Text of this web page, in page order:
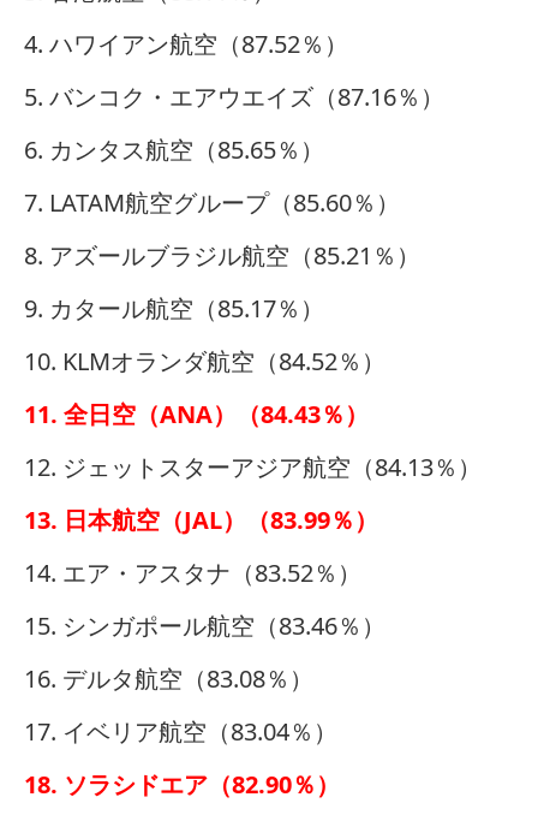
4. ハワイアン航空（87.52％）
5. バンコク・エアウエイズ（87.16％）
6. カンタス航空（85.65％）
7. LATAM航空グループ（85.60％）
8. アズールブラジル航空（85.21％）
9. カタール航空（85.17％）
10. KLMオランダ航空（84.52％）
11. 全日空（ANA）（84.43％）
12. ジェットスターアジア航空（84.13％）
13. 日本航空（JAL）（83.99％）
14. エア・アスタナ（83.52％）
15. シンガポール航空（83.46％）
16. デルタ航空（83.08％）
17. イベリア航空（83.04％）
18. ソラシドエア（82.90％）